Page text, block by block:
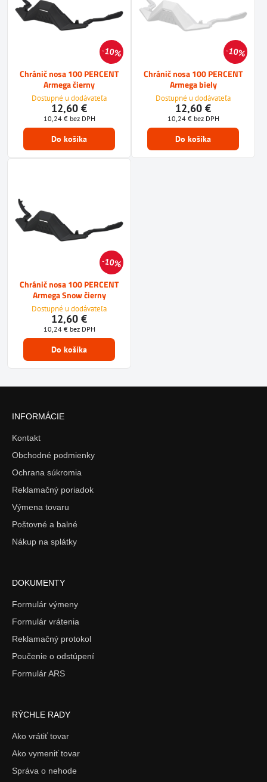
10%
Chránič nosa 100 PERCENT
Armega čierny
Dostupné u dodávateľa
12,60 €
10,24 € bez DPH
Do košíka
10%
Chránič nosa 100 PERCENT
Armega biely
Dostupné u dodávateľa
12,60 €
10,24 € bez DPH
Do košíka
10%
Chránič nosa 100 PERCENT
Armega Snow čierny
Dostupné u dodávateľa
12,60 €
10,24 € bez DPH
Do košíka
INFORMÁCIE
Kontakt
Obchodné podmienky
Ochrana súkromia
Reklamačný poriadok
Výmena tovaru
Poštovné a balné
Nákup na splátky
DOKUMENTY
Formulár výmeny
Formulár vrátenia
Reklamačný protokol
Poučenie o odstúpení
Formulár ARS
RÝCHLE RADY
Ako vrátiť tovar
Ako vymeniť tovar
Správa o nehode